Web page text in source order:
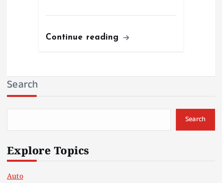
Continue reading
Search
Search
Explore Topics
Auto